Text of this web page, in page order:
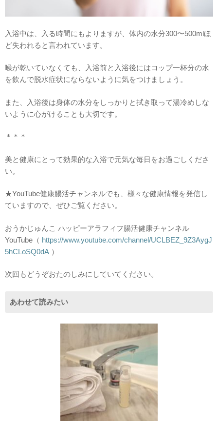
入浴中は、入る時間にもよりますが、体内の水分300〜500mlほ
ど失われると言われています。
喉が乾いていなくても、入浴前と入浴後にはコップ一杯分の水
を飲んで脱水症状にならないように気をつけましょう。
また、入浴後は身体の水分をしっかりと拭き取って湯冷めしな
いように心がけることも大切です。
＊＊＊
美と健康にとって効果的な入浴で元気な毎日をお過ごしくださ
い。
★YouTube健康腸活チャンネルでも、様々な健康情報を発信し
ていますので、ぜひご覧ください。
おうかじゅんこ ハッピーアラフィフ腸活健康チャンネル
YouTube（ https://www.youtube.com/channel/UCLBEZ_9Z3AygJ
5hCLoSQ0dA ）
次回もどうぞおたのしみにしていてください。
あわせて読みたい